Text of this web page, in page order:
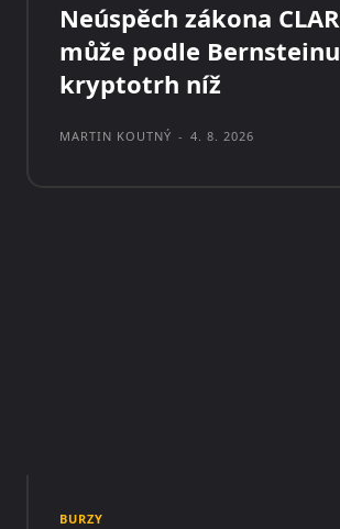
Neúspěch zákona
může podle
kryptotrh níž
MARTIN KOUTNÝ - 4. 8. 2026
BURZY